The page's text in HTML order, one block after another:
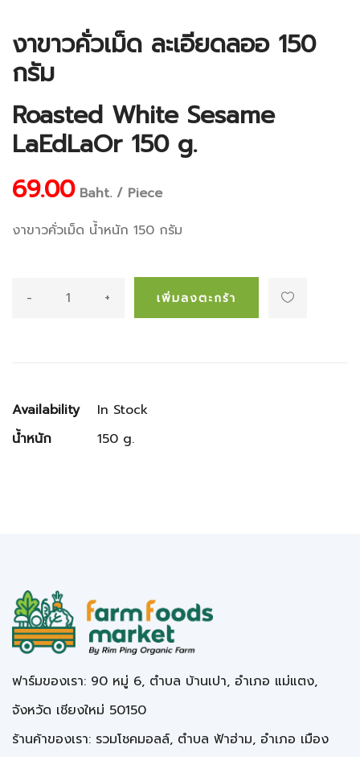
งาขาวคั่วเม็ด ละเอียดลออ 150
กรัม
Roasted White Sesame
LaEdLaOr 150 g.
69.00Baht. / Piece
งาขาวคั่วเม็ด น้ำหนัก 150 กรัม
- + เพิ่มลงตะกร้า
Availability
In Stock
น้ำหนัก
150 g.
ฟาร์มของเรา: 90 หมู่ 6, ตำบล บ้านเปา, อำเภอ แม่แตง,
จังหวัด เชียงใหม่ 50150
ร้านค้าของเรา: รวมโชคมอลล์, ตำบล ฟ้าฮ่าม, อำเภอ เมือง